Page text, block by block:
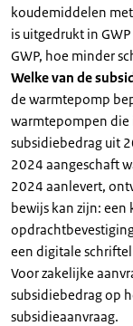
koudemiddelen
is uitgedrukt in
GWP, hoe minder
Welke van de
de warmtepomp
warmtepompen
subsidiebedrag uit
2024 aangeschaft
2024 aanlevert,
bewijs kan zijn:
een digitale
Voor zakelijke
subsidiebedrag op
subsidieaanvraag.